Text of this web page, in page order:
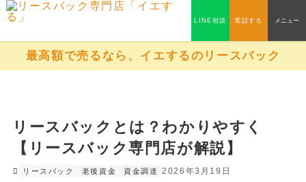
LINE相談 電話する メニュー
最高額で売るなら、イエするのリースバック
リースバックとは？わかりやすく
【リースバック専門店が解説】
リースバック 老後資金 資金調達 2026年3月19日